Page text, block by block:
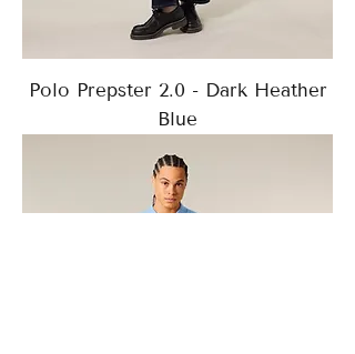
Polo Prepster 2.0 - Dark Heather
Blue